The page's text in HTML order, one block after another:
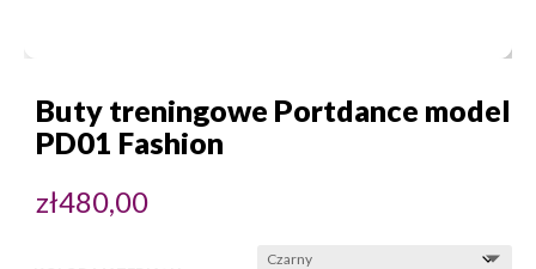
Buty treningowe Portdance model
PD01 Fashion
zł480,00